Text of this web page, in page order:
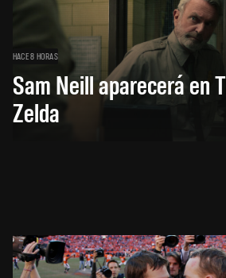
HACE 8 HORAS
Sam Neill aparecerá en
Zelda